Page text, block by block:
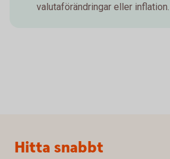
valutaförändringar eller inflation.
Sidfot
Hitta snabbt